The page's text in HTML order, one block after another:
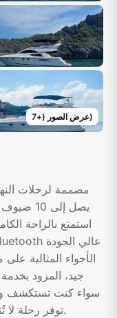
عرض الصور (+
7 )
مصممة لرحلات
استمتع بالراحة
الأجواء المثالية
جيد، المزود
سواء كنت تستكشف
خاصة رومانسية، فإن Fairline 43 توفر رحلة لا تُنسى.